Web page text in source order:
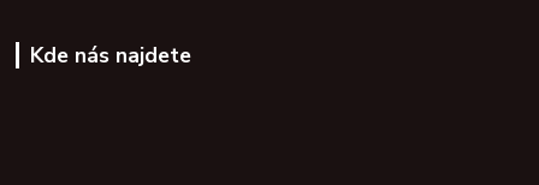
Kde nás najdete